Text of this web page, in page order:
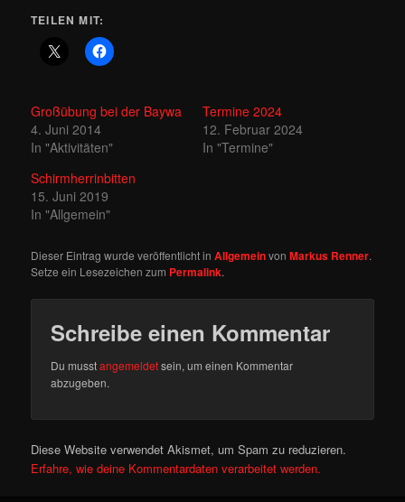
TEILEN MIT:
Großübung bei der Baywa
4. Juni 2014
In "Aktivitäten"
Termine 2024
12. Februar 2024
In "Termine"
Schirmherrinbitten
15. Juni 2019
In "Allgemein"
Dieser Eintrag wurde veröffentlicht inAllgemeinvonMarkus Renner.
Setze ein Lesezeichen zum Permalink.
Schreibe einen Kommentar
Du musstangemeldetsein, um einen Kommentar
abzugeben.
Diese Website verwendet Akismet, um Spam zu reduzieren.
Erfahre, wie deine Kommentardaten verarbeitet werden.